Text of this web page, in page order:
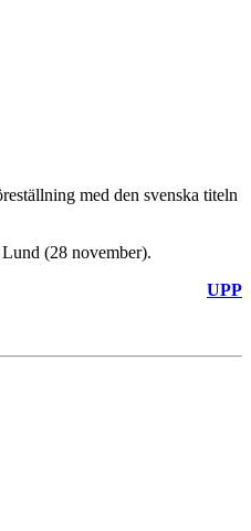
med den svenska titeln
(28 november).
UPP